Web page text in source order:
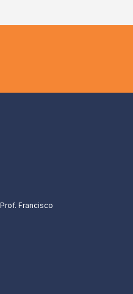
Francisco